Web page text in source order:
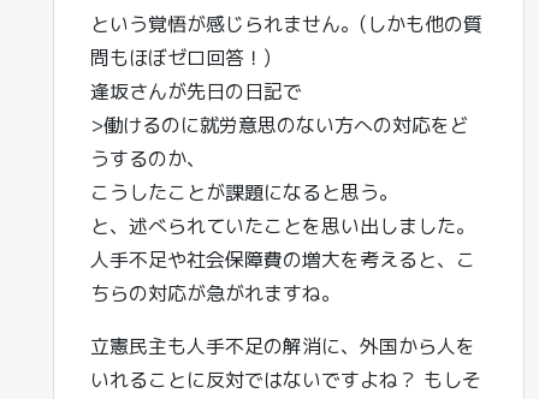
という覚悟が感じられません。(しかも他の質
問もほぼゼロ回答！)
逢坂さんが先日の日記で
>働けるのに就労意思のない方への対応をど
うするのか、
こうしたことが課題になると思う。
と、述べられていたことを思い出しました。
人手不足や社会保障費の増大を考えると、こ
ちらの対応が急がれますね。
立憲民主も人手不足の解消に、外国から人を
いれることに反対ではないですよね？ もしそ